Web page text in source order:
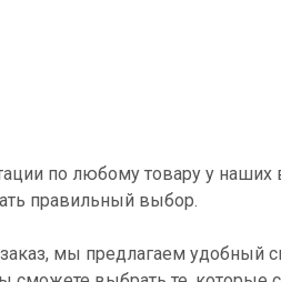
по любому товару у
правильный выбор.
мы предлагаем